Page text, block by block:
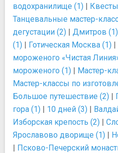
водохранилище (1) |
Танцевальные мастер-
дегустации (2) | Дмитров (1)
(1) | Готическая Москва (1) |
мороженого «Чистая
мороженого (1) | Мастер-
Мастер-классы по
Большое путешествие (2) |
гора (1) | 10 дней (3) |
Изборская крепость (2) |
Ярославово дворище (1) |
| Псково-Печерский